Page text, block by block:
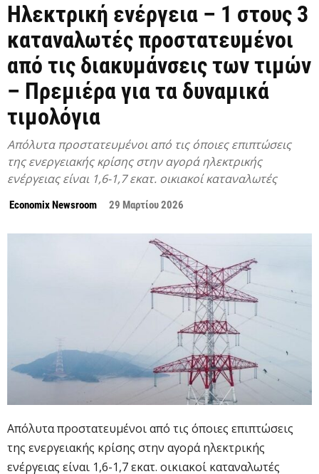
Ηλεκτρική ενέργεια – 1 στους 3
καταναλωτές προστατευμένοι
από τις διακυμάνσεις των τιμών
– Πρεμιέρα για τα δυναμικά
τιμολόγια
Απόλυτα προστατευμένοι από τις όποιες επιπτώσεις
της ενεργειακής κρίσης στην αγορά ηλεκτρικής
ενέργειας είναι 1,6-1,7 εκατ. οικιακοί καταναλωτές
Economix Newsroom 29 Μαρτίου 2026
Απόλυτα προστατευμένοι από τις όποιες επιπτώσεις
της ενεργειακής κρίσης στην αγορά ηλεκτρικής
ενέργειας είναι 1,6-1,7 εκατ. οικιακοί καταναλωτές